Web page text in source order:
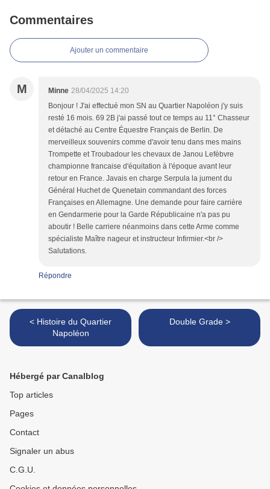
Commentaires
Ajouter un commentaire
M Minne 28/04/2025 14:20
Bonjour ! J'ai effectué mon SN au Quartier Napoléon j'y suis
resté 16 mois. 69 2B j'ai passé tout ce temps au 11° Chasseur
et détaché au Centre Équestre Français de Berlin. De
merveilleux souvenirs comme d'avoir tenu dans mes mains
Trompette et Troubadour les chevaux de Janou Lefèbvre
championne francaise d'équitation à l'époque avant leur
retour en France. Javais en charge Serpula la jument du
Général Huchet de Quenetain commandant des forces
Françaises en Allemagne. Une demande pour faire carrière
en Gendarmerie pour la Garde Républicaine n'a pas pu
aboutir ! Belle carriere néanmoins dans cette Arme comme
spécialiste Maître nageur et instructeur Infirmier.<br />
Salutations.
Répondre
< Histoire du Quartier
Napoléon
Double Grade >
Hébergé par Canalblog
Top articles
Pages
Contact
Signaler un abus
C.G.U.